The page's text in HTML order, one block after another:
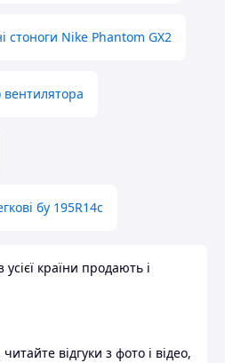
стоноги Nike Phantom GX2
вентилятора
бу 195R14c
країни продають і
відгуки з фото і відео,